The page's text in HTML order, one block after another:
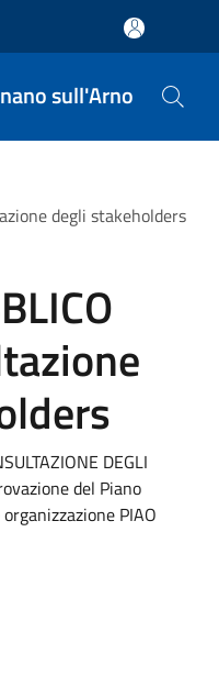
sull'Arno
degli stakeholders
DEGLI
del Piano
PIAO